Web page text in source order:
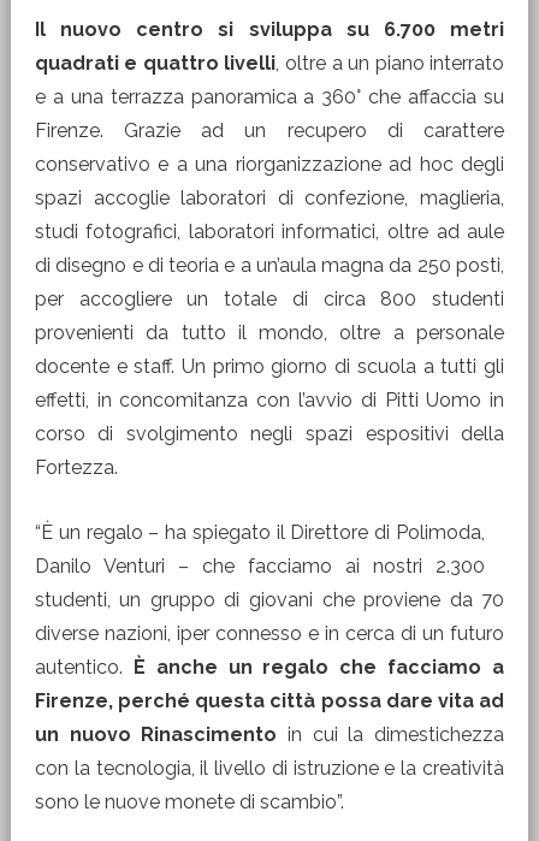
Il nuovo centro si sviluppa su 6.700 metri
quadrati e quattro livelli, oltre a un piano interrato
e a una terrazza panoramica a 360° che affaccia su
Firenze. Grazie ad un recupero di carattere
conservativo e a una riorganizzazione ad hoc degli
spazi accoglie laboratori di confezione, maglieria,
studi fotografici, laboratori informatici, oltre ad aule
di disegno e di teoria e a un’aula magna da 250 posti,
per accogliere un totale di circa 800 studenti
provenienti da tutto il mondo, oltre a personale
docente e staff. Un primo giorno di scuola a tutti gli
effetti, in concomitanza con l’avvio di Pitti Uomo in
corso di svolgimento negli spazi espositivi della
Fortezza.
“È un regalo – ha spiegato il Direttore di Polimoda,
Danilo Venturi – che facciamo ai nostri 2.300
studenti, un gruppo di giovani che proviene da 70
diverse nazioni, iper connesso e in cerca di un futuro
autentico. È anche un regalo che facciamo a
Firenze, perché questa città possa dare vita ad
un nuovo Rinascimento in cui la dimestichezza
con la tecnologia, il livello di istruzione e la creatività
sono le nuove monete di scambio”.